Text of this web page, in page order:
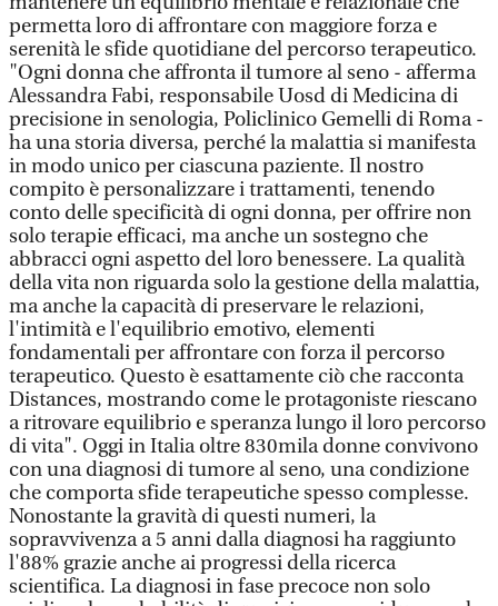
permetta loro di affrontare con maggiore forza e
serenità le sfide quotidiane del percorso terapeutico.
"Ogni donna che affronta il tumore al seno - afferma
Alessandra Fabi, responsabile Uosd di Medicina di
precisione in senologia, Policlinico Gemelli di Roma -
ha una storia diversa, perché la malattia si manifesta
in modo unico per ciascuna paziente. Il nostro
compito è personalizzare i trattamenti, tenendo
conto delle specificità di ogni donna, per offrire non
solo terapie efficaci, ma anche un sostegno che
abbracci ogni aspetto del loro benessere. La qualità
della vita non riguarda solo la gestione della malattia,
ma anche la capacità di preservare le relazioni,
l'intimità e l'equilibrio emotivo, elementi
fondamentali per affrontare con forza il percorso
terapeutico. Questo è esattamente ciò che racconta
Distances, mostrando come le protagoniste riescano
a ritrovare equilibrio e speranza lungo il loro percorso
di vita". Oggi in Italia oltre 830mila donne convivono
con una diagnosi di tumore al seno, una condizione
che comporta sfide terapeutiche spesso complesse.
Nonostante la gravità di questi numeri, la
sopravvivenza a 5 anni dalla diagnosi ha raggiunto
l'88% grazie anche ai progressi della ricerca
scientifica. La diagnosi in fase precoce non solo